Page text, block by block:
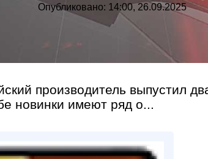
Опубликовано: 14:00, 26.09.2025
производитель выпустил
новинки имеют ряд о...